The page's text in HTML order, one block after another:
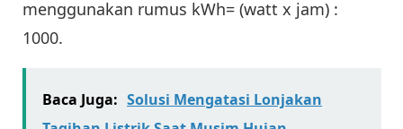
menggunakan rumus kWh= (watt x jam) :
1000.
Baca Juga: Solusi Mengatasi Lonjakan